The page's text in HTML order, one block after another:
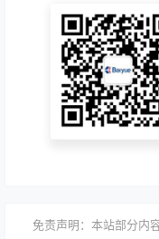
免责声明：本站部分内